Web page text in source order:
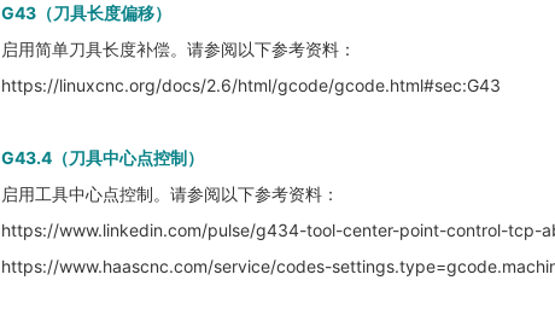
G43（刀具长度偏移）
启用简单刀具长度补偿。请参阅以下参考资料：
https://linuxcnc.org/docs/2.6/html/gcode/gcode.html#sec:G43
G43.4（刀具中心点控制）
启用工具中心点控制。请参阅以下参考资料：
https://www.linkedin.com/pulse/g434-tool-center-point-control-tcp-
https://www.haascnc.com/service/codes-